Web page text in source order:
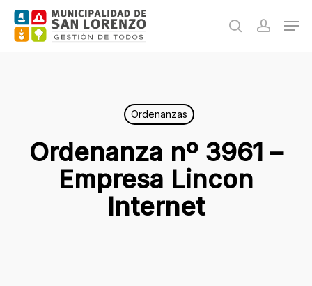
Skip
search
Ordenanzas
Ordenanza nº 3961 –
Empresa Lincon
Internet